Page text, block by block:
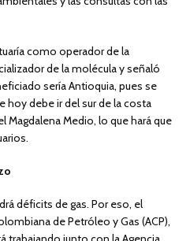
como operador de la
de la molécula y señaló
sería Antioquia, pues se
hoy debe ir del sur de la costa
Magdalena Medio, lo que hará que
déficits de gas. Por eso, el
de Petróleo y Gas (ACP),